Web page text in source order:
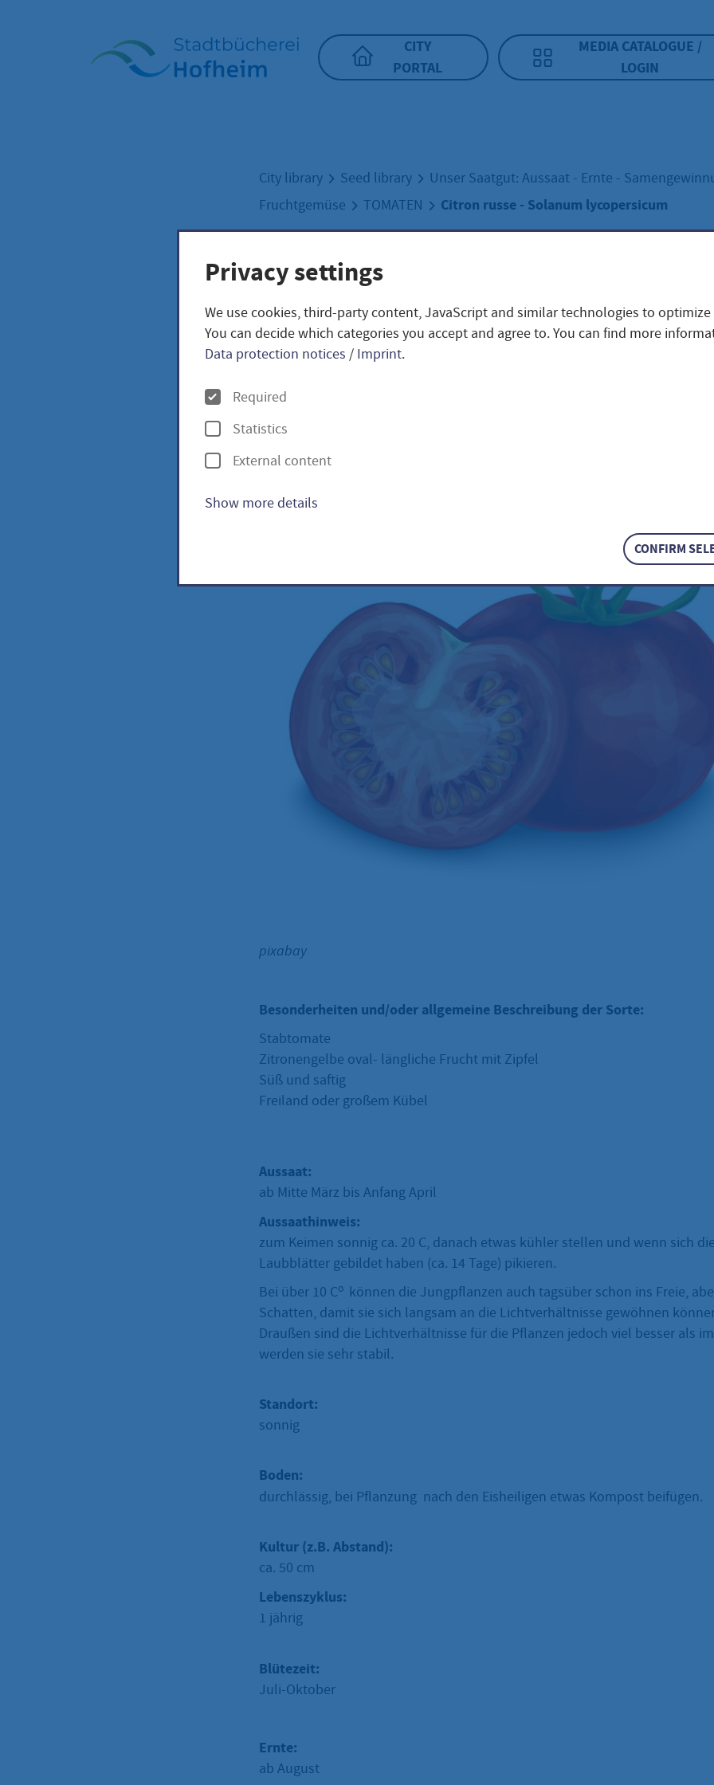
CITY
PORTAL
MEDIA CATALOGUE /
LOGIN
City library Seed library
Unser Saatgut: Aussaat - Ernte -
Fruchtgemüse
TOMATEN Citron russe - Solanum lycopersicum
Citron russe -
lycopersicum
Citron russe / Solanum
pixabay
Besonderheiten und/oder allgemeine Beschreibung der Sorte:
Stabtomate
Zitronengelbe oval- längliche Frucht mit Zipfel
Süß und saftig
Freiland oder großem Kübel
Aussaat:
ab Mitte März bis Anfang April
Aussaathinweis:
zum Keimen sonnig ca. 20 C, danach etwas kühler stellen und wenn sich
Laubblätter gebildet haben (ca. 14 Tage) pikieren.
Bei über 10 Co können die Jungpflanzen auch tagsüber schon ins Freie,
Schatten, damit sie sich langsam an die Lichtverhältnisse gewöhnen
Draußen sind die Lichtverhältnisse für die Pflanzen jedoch viel besser als
werden sie sehr stabil.
Standort:
sonnig
Boden:
durchlässig, bei Pflanzung nach den Eisheiligen etwas Kompost beifügen.
Kultur (z.B. Abstand):
ca. 50 cm
Lebenszyklus:
1 jährig
Blütezeit:
Juli-Oktober
Ernte:
ab August
Privacy settings
We use cookies, third-party content, JavaScript and similar technologies to
You can decide which categories you accept and agree to. You can find more
Data protection notices / Imprint.
O
p
t
i
o
Required
Statistics
External content
Show more details
CONFIRM